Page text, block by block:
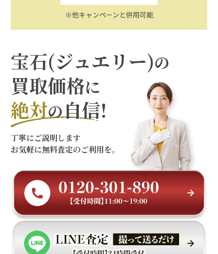
※他キャンペーンと併用可能
宝石(ジュエリー)の
買取価格に
絶対の自信!
丁寧にご説明します
お気軽に無料査定のご利用を。